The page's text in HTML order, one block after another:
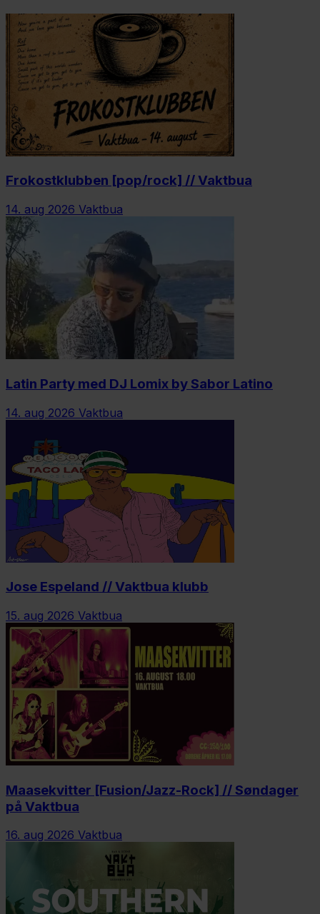
Frokostklubben [pop/rock] // Vaktbua
14. aug 2026 Vaktbua
Latin Party med DJ Lomix by Sabor Latino
14. aug 2026 Vaktbua
Jose Espeland // Vaktbua klubb
15. aug 2026 Vaktbua
Maasekvitter [Fusion/Jazz-Rock] // Søndager
på Vaktbua
16. aug 2026 Vaktbua